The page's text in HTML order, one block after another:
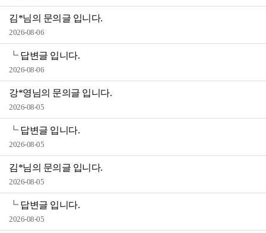
김*님의 문의글 입니다.
2026-08-06
┗ 답변글 입니다.
2026-08-06
강*영님의 문의글 입니다.
2026-08-05
┗ 답변글 입니다.
2026-08-05
김*님의 문의글 입니다.
2026-08-05
┗ 답변글 입니다.
2026-08-05